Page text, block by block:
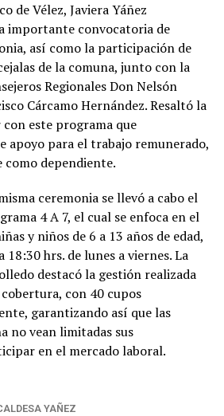
de Vélez, Javiera Yáñez
importante convocatoria de
así como la participación de
de la comuna, junto con la
Regionales Don Nelsón
Cárcamo Hernández. Resaltó la
este programa que
apoyo para el trabajo remunerado,
dependiente.
ceremonia se llevó a cabo el
4 A 7, el cual se enfoca en el
y niños de 6 a 13 años de edad,
18:30 hrs. de lunes a viernes. La
destacó la gestión realizada
con 40 cupos
garantizando así que las
no vean limitadas sus
en el mercado laboral.
YAÑEZ